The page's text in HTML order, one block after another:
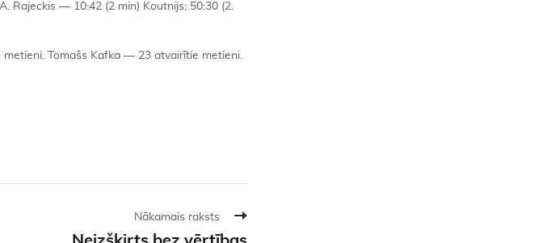
Rajeckis — 10:42 (2 min) Koutnijs; 50:30 (2.
Tomašs Kafka — 23 atvairītie metieni.
Nākamais raksts